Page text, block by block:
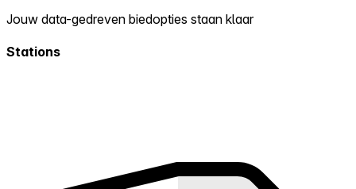
Jouw data-gedreven biedopties staan klaar
Stations